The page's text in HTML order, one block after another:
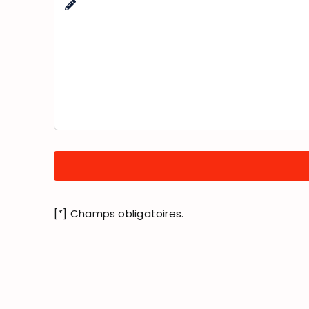
[*] Champs obligatoires.